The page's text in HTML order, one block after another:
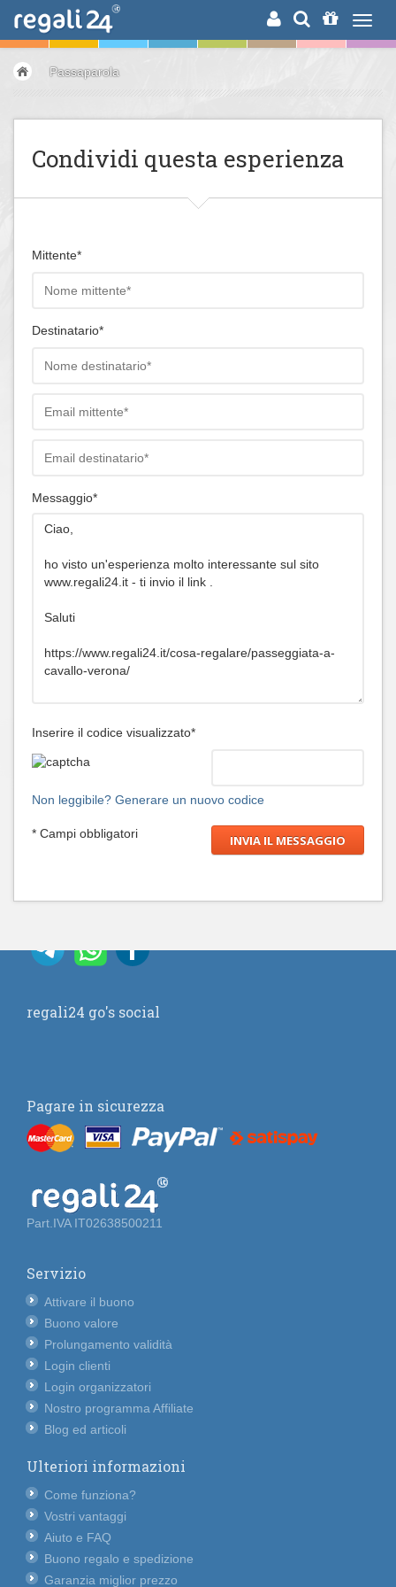
RICERCA
Passaparola
Condividi questa esperienza
Mittente*
Destinatario*
Messaggio*
Inserire il codice visualizzato*
Non leggibile? Generare un nuovo codice
* Campi obbligatori
regali24 go's social
Pagare in sicurezza
Part.IVA IT02638500211
Servizio
Attivare il buono
Buono valore
Prolungamento validità
Login clienti
Login organizzatori
Nostro programma Affiliate
Blog ed articoli
Ulteriori informazioni
Come funziona?
Vostri vantaggi
Aiuto e FAQ
Buono regalo e spedizione
Garanzia miglior prezzo